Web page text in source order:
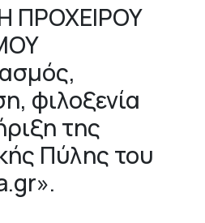
ΠΡΟΧΕΙΡΟΥ
φιλοξενία
της
Πύλης του